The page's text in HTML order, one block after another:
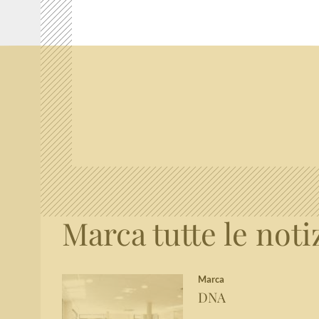
Marca tutte le
Marca
DNA